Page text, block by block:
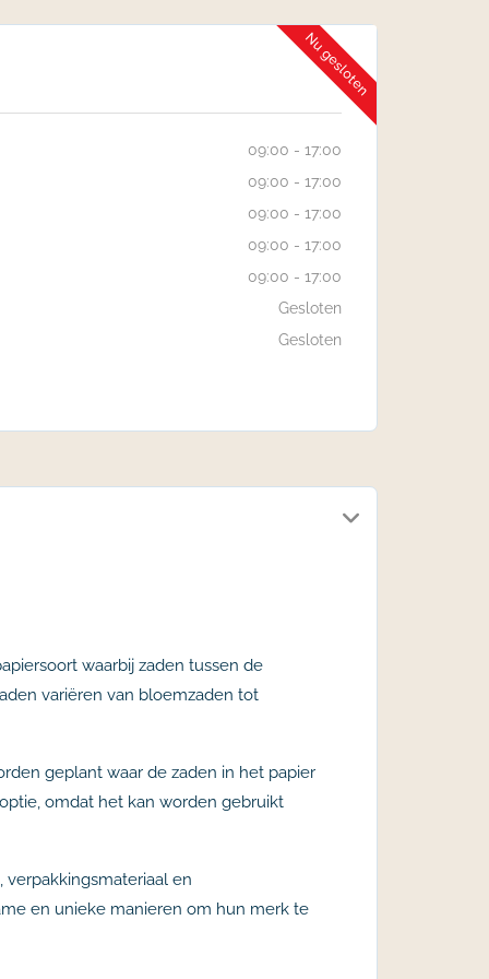
Nu gesloten
09:00 - 17:00
09:00 - 17:00
09:00 - 17:00
09:00 - 17:00
09:00 - 17:00
Gesloten
Gesloten
waarbij zaden tussen de
variëren van bloemzaden tot
geplant waar de zaden in het papier
omdat het kan worden gebruikt
en
en unieke manieren om hun merk te